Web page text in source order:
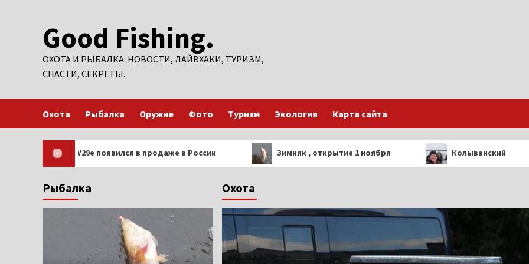
содержимомуGood Fishing.
ОХОТА И РЫБАЛКА: НОВОСТИ, ЛАЙВХАКИ, ТУРИЗМ,
СНАСТИ, СЕКРЕТЫ.
Охота Рыбалка Оружие Фото Туризм Экология Карта сайта
Vivo V29e появился в продаже в России Зимняк , открытие 1 ноября Колыванский
Охота
Рыбалка